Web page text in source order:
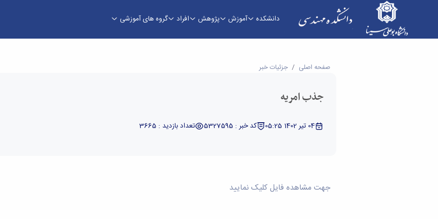
دانشکده آموزش پژوهش افراد گروه های آموزشی
جذب امریه - دانشکده فنی و مهندسی
صفحه اصلی جزئیات خبر
جذب امریه
04 تیر 1402 05:25 کد خبر : 5327595 تعداد بازدید : 3665
جهت مشاهده فایل کلیک نمایید